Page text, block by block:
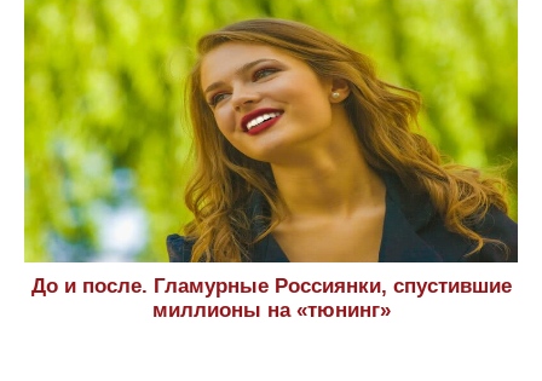
До и после. Гламурные Россиянки, спустившие
миллионы на «тюнинг»